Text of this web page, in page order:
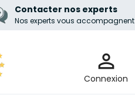
Contacter nos experts
Nos experts vous accompagnent

Connexion